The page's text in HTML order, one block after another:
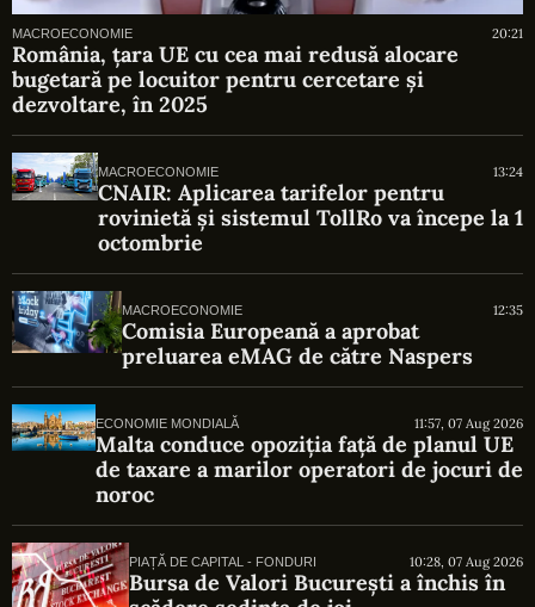
MACROECONOMIE 20:21
România, țara UE cu cea mai redusă alocare
bugetară pe locuitor pentru cercetare și
dezvoltare, în 2025
MACROECONOMIE 13:24
CNAIR: Aplicarea tarifelor pentru
rovinietă și sistemul TollRo va începe la 1
octombrie
MACROECONOMIE 12:35
Comisia Europeană a aprobat
preluarea eMAG de către Naspers
ECONOMIE MONDIALĂ 11:57, 07 Aug 2026
Malta conduce opoziția față de planul UE
de taxare a marilor operatori de jocuri de
noroc
PIAȚĂ DE CAPITAL - FONDURI 10:28, 07 Aug 2026
Bursa de Valori București a închis în